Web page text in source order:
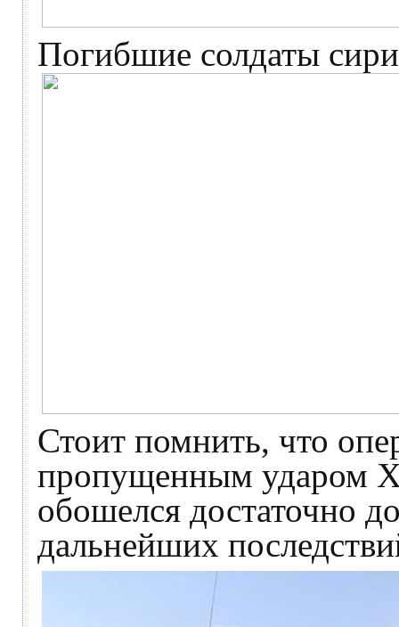
Погибшие солдаты
Стоит помнить, что
пропущенным ударом
обошелся достаточно
дальнейших